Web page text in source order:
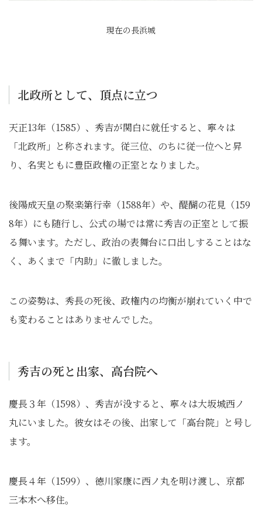
現在の長浜城
北政所として、頂点に立つ
天正13年（1585）、秀吉が関白に就任すると、寧々は
「北政所」と称されます。従三位、のちに従一位へと昇
り、名実ともに豊臣政権の正室となりました。
後陽成天皇の聚楽第行幸（1588年）や、醍醐の花見（159
8年）にも随行し、公式の場では常に秀吉の正室として振
る舞います。ただし、政治の表舞台に口出しすることはな
く、あくまで「内助」に徹しました。
この姿勢は、秀長の死後、政権内の均衡が崩れていく中で
も変わることはありませんでした。
秀吉の死と出家、高台院へ
慶長３年（1598）、秀吉が没すると、寧々は大坂城西ノ
丸にいました。彼女はその後、出家して「高台院」と号し
ます。
慶長４年（1599）、徳川家康に西ノ丸を明け渡し、京都
三本木へ移住。